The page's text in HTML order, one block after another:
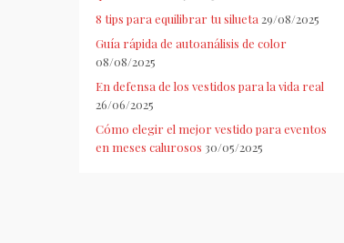
8 tips para equilibrar tu silueta 29/08/2025
Guía rápida de autoanálisis de color
08/08/2025
En defensa de los vestidos para la vida real
26/06/2025
Cómo elegir el mejor vestido para eventos
en meses calurosos 30/05/2025